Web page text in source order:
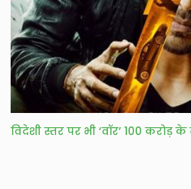
विदेशी स्तर पर भी ‘वॉर’ 100 करोड़